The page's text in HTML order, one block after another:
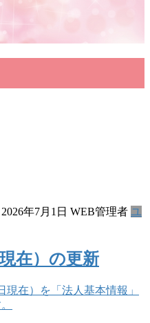
2026年7月1日 WEB管理者 ユ
在）の更新
現在）を「法人基本情報」